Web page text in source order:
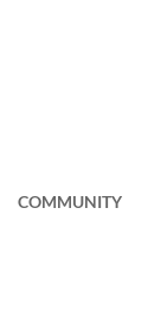
COMMUNITY